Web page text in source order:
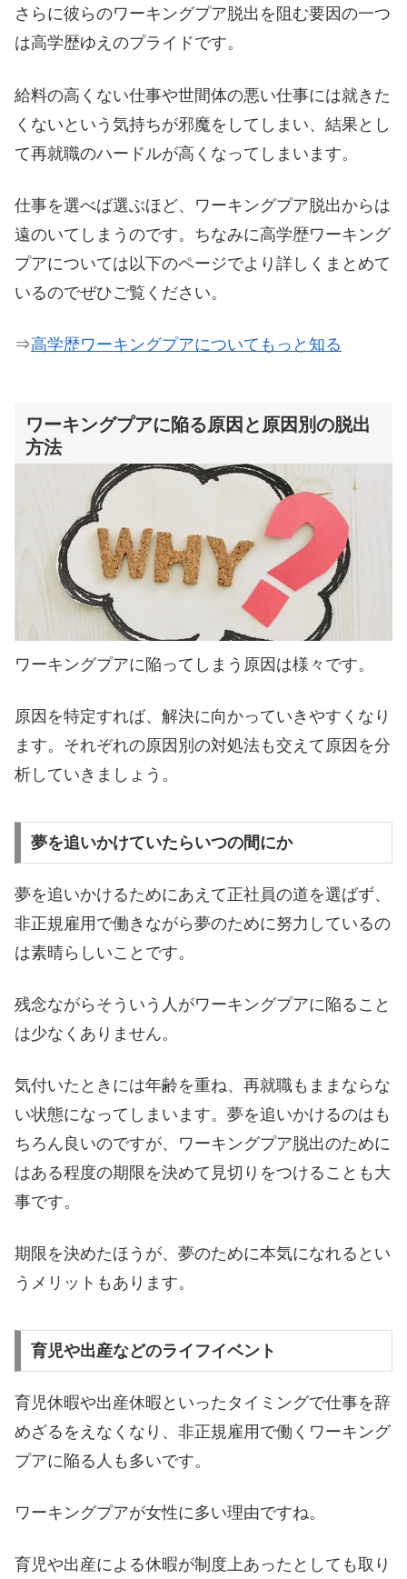
さらに彼らのワーキングプア脱出を阻む要因の一つ
は高学歴ゆえのプライドです。
給料の高くない仕事や世間体の悪い仕事には就きた
くないという気持ちが邪魔をしてしまい、結果とし
て再就職のハードルが高くなってしまいます。
仕事を選べば選ぶほど、ワーキングプア脱出からは
遠のいてしまうのです。ちなみに高学歴ワーキング
プアについては以下のページでより詳しくまとめて
いるのでぜひご覧ください。
⇒高学歴ワーキングプアについてもっと知る
ワーキングプアに陥る原因と原因別の脱出
方法
ワーキングプアに陥ってしまう原因は様々です。
原因を特定すれば、解決に向かっていきやすくなり
ます。それぞれの原因別の対処法も交えて原因を分
析していきましょう。
夢を追いかけていたらいつの間にか
夢を追いかけるためにあえて正社員の道を選ばず、
非正規雇用で働きながら夢のために努力しているの
は素晴らしいことです。
残念ながらそういう人がワーキングプアに陥ること
は少なくありません。
気付いたときには年齢を重ね、再就職もままならな
い状態になってしまいます。夢を追いかけるのはも
ちろん良いのですが、ワーキングプア脱出のために
はある程度の期限を決めて見切りをつけることも大
事です。
期限を決めたほうが、夢のために本気になれるとい
うメリットもあります。
育児や出産などのライフイベント
育児休暇や出産休暇といったタイミングで仕事を辞
めざるをえなくなり、非正規雇用で働くワーキング
プアに陥る人も多いです。
ワーキングプアが女性に多い理由ですね。
育児や出産による休暇が制度上あったとしても取り